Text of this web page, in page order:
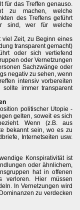
für das Treffen genauso.
zu machen, welche
des Treffens geführt
sind, wer für welche
viel Zeit, zu Beginn eines
transparent gemacht)
oder sich vertiefend
oder Vernetzungen
Sachzwänge oder
negativ zu sehen, wenn
intensiv vorbereiten
immer transparent
politischer Utopie -
gelten, soweit es sich
Wenn (z.B. aus
bekannt sein, wo es zu
Internetseiten usw.
Konspirativität ist
oder ähnlichem,
hat in offenen
verloren. Hier müssen
In Vernetzungen wird
zu verdecken